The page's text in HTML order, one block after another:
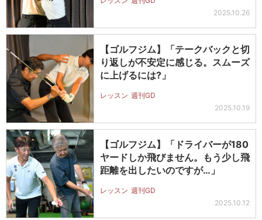
2025.10.26
【ゴルフジム】「テークバックと切
り返しが不安定に感じる。スムーズ
に上げるには?」
レッスン 週刊GD
2025.10.19
【ゴルフジム】「ドライバーが180
ヤードしか飛びません。もう少し飛
距離を出したいのですが…」
レッスン 週刊GD
2025.10.12